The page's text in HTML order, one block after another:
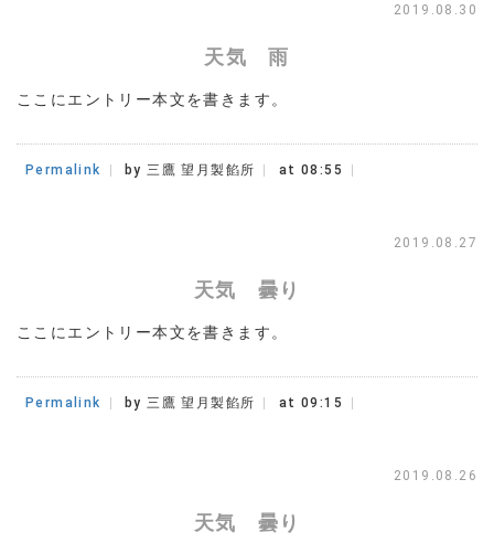
2019.08.30
天気 雨
ここにエントリー本文を書きます。
Permalink by 三鷹 望月製餡所 at 08:55
2019.08.27
天気 曇り
ここにエントリー本文を書きます。
Permalink by 三鷹 望月製餡所 at 09:15
2019.08.26
天気 曇り